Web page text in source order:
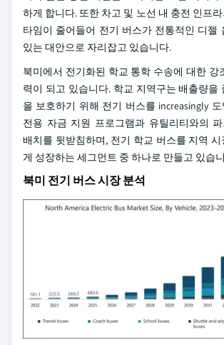
하게 합니다. 또한 차고 및 노선 내 충전 인프
타임이 줄어들어 전기 버스가 전통적인 디젤
있는 대안으로 자리잡고 있습니다.
북미에서 전기화된 학교 통학 수송에 대한 강
력이 되고 있습니다. 학교 지역구는 배출량을
을 보호하기 위해 전기 버스를 increasingly
전용 자금 지원 프로그램과 유틸리티와의
배치를 뒷받침하며, 전기 학교 버스를 지역
게 성장하는 세그먼트 중 하나로 만들고 있습
북미 전기 버스 시장 분석